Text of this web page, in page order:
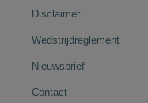
Disclaimer
Wedstrijdreglement
Nieuwsbrief
Contact